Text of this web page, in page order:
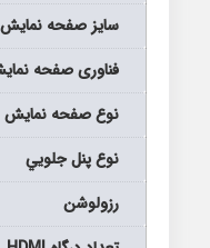
سايز صفحه نمايش
فناوری صفحه
نوع صفحه نمايش
نوع پنل جلويي
رزولوشن